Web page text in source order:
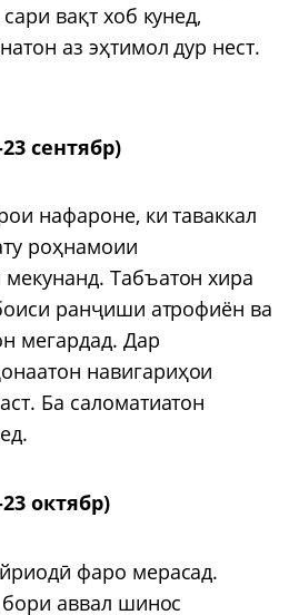
вақт хоб кунед,
аз эҳтимол дур нест.
сентябр)
нафароне, ки таваккал
роҳнамоии
Табъатон хира
ранҷиши атрофиён ва
мегардад. Дар
навигариҳои
Ба саломатиатон
октябр)
фаро мерасад.
аввал шинос